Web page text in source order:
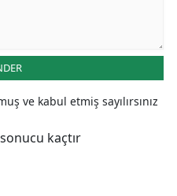
ve kabul etmiş sayılırsınız
kaçtır